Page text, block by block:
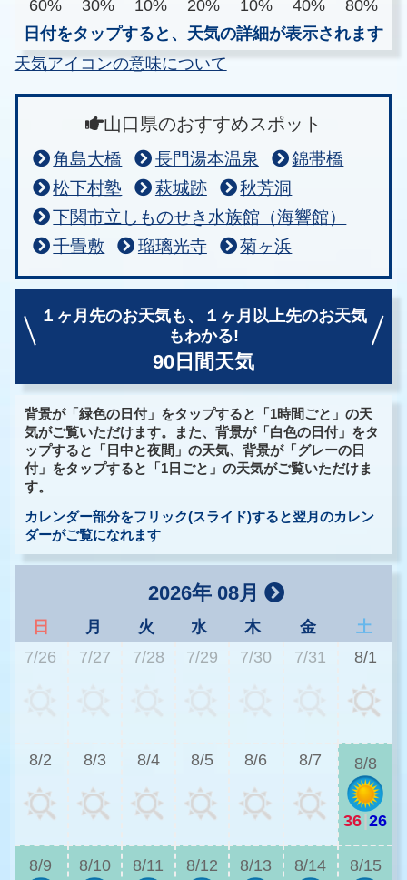
60%
30% 10% 20% 10% 40%
80%
日付をタップすると、天気の詳細が表示されます
天気アイコンの意味について
山口県のおすすめスポット
角島大橋 長門湯本温泉
錦帯橋
松下村塾
萩城跡
秋芳洞
下関市立しものせき水族館（海響館）
千畳敷
瑠璃光寺 菊ヶ浜
１ヶ月先のお天気も、
１ヶ月以上先のお天気
もわかる!
90日間天気
背景が「緑色の日付」をタップすると「1時間ごと」の天
気がご覧いただけます。また、背景が「白色の日付」をタ
ップすると「日中と夜間」の天気、背景が「グレーの日
付」をタップすると「1日ごと」の天気がご覧いただけま
す。
カレンダー部分をフリック(スライド)すると翌月のカレン
ダーがご覧になれます
2026年 08月
日 月 火 水 木 金
土
7/26
7/27 7/28 7/29 7/30 7/31 8/1
8/2 8/3 8/4 8/5 8/6 8/7 8/8
36|26
8/9 8/10 8/11 8/12 8/13 8/14 8/15